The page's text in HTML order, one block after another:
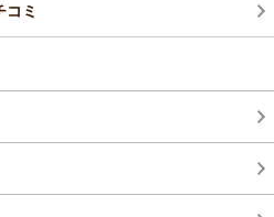
しては以前終了しており、現在
ご利用くださいませ。
フロント
ミ